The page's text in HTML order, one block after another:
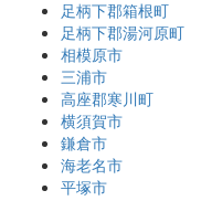
足柄下郡箱根町
足柄下郡湯河原町
相模原市
三浦市
高座郡寒川町
横須賀市
鎌倉市
海老名市
平塚市